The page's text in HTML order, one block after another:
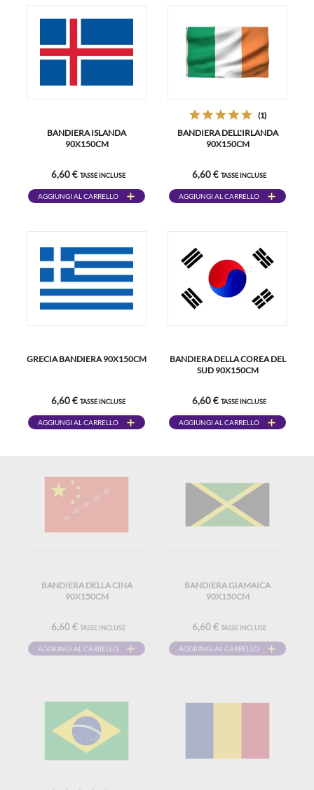
BANDIERA ISLANDA
90X150CM
6,60 € TASSE INCLUSE
AGGIUNGI AL CARRELLO
(1)
BANDIERA DELL'IRLANDA
90X150CM
6,60 € TASSE INCLUSE
AGGIUNGI AL CARRELLO
GRECIA BANDIERA 90X150CM
6,60 € TASSE INCLUSE
AGGIUNGI AL CARRELLO
BANDIERA DELLA COREA DEL
SUD 90X150CM
6,60 € TASSE INCLUSE
AGGIUNGI AL CARRELLO
BANDIERA DELLA CINA
90X150CM
6,60 € TASSE INCLUSE
AGGIUNGI AL CARRELLO
BANDIERA GIAMAICA
90X150CM
6,60 € TASSE INCLUSE
AGGIUNGI AL CARRELLO